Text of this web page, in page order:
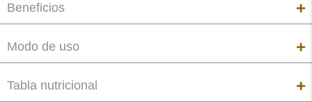
Beneficios
Modo de uso
Tabla nutricional